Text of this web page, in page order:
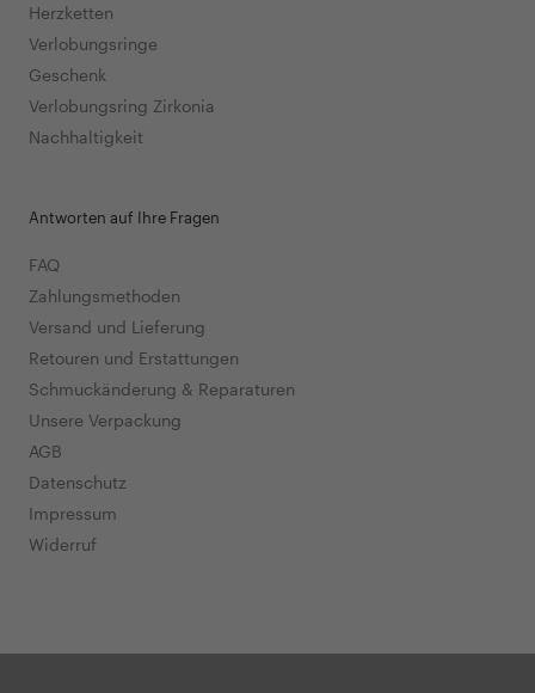
Herzketten
Verlobungsringe
Geschenk
Verlobungsring Zirkonia
Nachhaltigkeit
Antworten auf Ihre Fragen
FAQ
Zahlungsmethoden
Versand und Lieferung
Retouren und Erstattungen
Schmuckänderung & Reparaturen
Unsere Verpackung
AGB
Datenschutz
Impressum
Widerruf